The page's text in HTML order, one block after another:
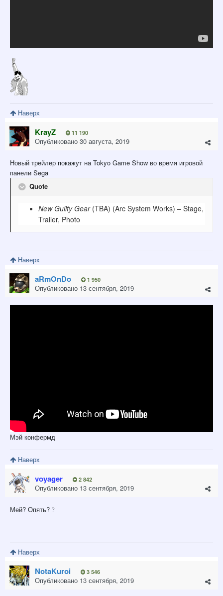
Наверх
KrayZ 11 190
Опубликовано 30 августа, 2019
Новый трейлер покажут на Tokyo Game Show во время игровой
панели Sega
Quote
New Guilty Gear (TBA) (Arc System Works) – Stage,
Trailer, Photo
Наверх
aRmOnDo 1 950
Опубликовано 13 сентября, 2019
Мэй конфермд
Наверх
voyager 2 842
Опубликовано 13 сентября, 2019
Мей? Опять? ?
Наверх
NotaKuroi 3 546
Опубликовано 13 сентября, 2019